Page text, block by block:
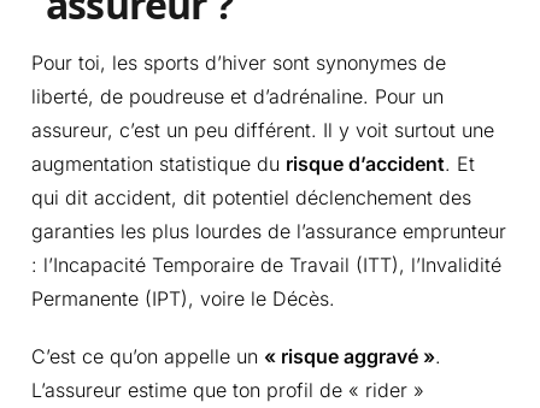
Pour toi, les sports d’hiver sont synonymes de
liberté, de poudreuse et d’adrénaline. Pour un
assureur, c’est un peu différent. Il y voit surtout une
augmentation statistique du risque d’accident. Et
qui dit accident, dit potentiel déclenchement des
garanties les plus lourdes de l’assurance emprunteur
: l’Incapacité Temporaire de Travail (ITT), l’Invalidité
Permanente (IPT), voire le Décès.
C’est ce qu’on appelle un « risque aggravé ».
L’assureur estime que ton profil de « rider »